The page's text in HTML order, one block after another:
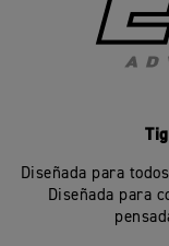
Diseñada para
Diseñada para